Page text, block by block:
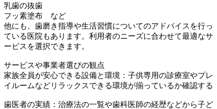
乳歯の抜歯
フッ素塗布 など
他にも、歯磨き指導や生活習慣についてのアドバイスを行っ
ている医院もあります。利用者のニーズに合わせて最適なサ
ービスを選択できます。
サービスや事業者選びの観点
家族全員が安心できる設備と環境：子供専用の診療室やプレ
イルームなどリラックスできる環境が揃っているか確認する
歯医者の実績：治療法の一覧や歯科医師の経歴などから子ど